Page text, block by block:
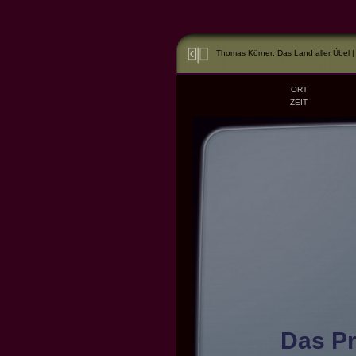
Thomas Körner: Das Land aller Übel
ORT
ZEIT
Das